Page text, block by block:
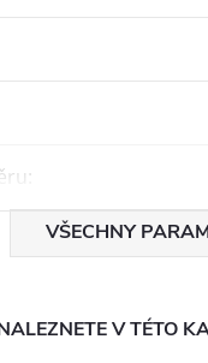
:
VŠECHNY
V TÉTO